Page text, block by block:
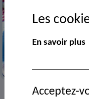
> VIE
Les
En savoir plus
Acceptez-